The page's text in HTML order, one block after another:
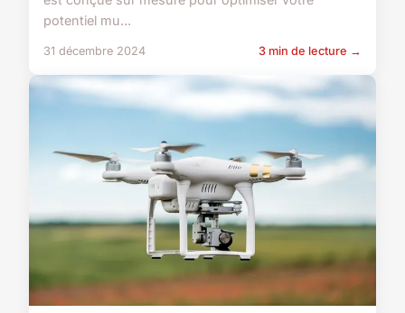
potentiel mu...
31 décembre 2024 3 min de lecture →